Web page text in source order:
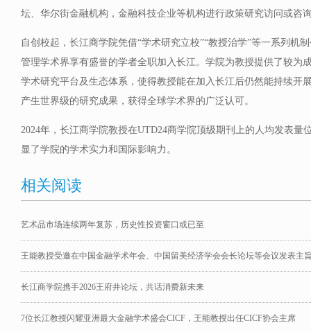
坛、华尔街金融机构，金融科技企业等机构进行政策研究访问或咨
自创校起，长江商学院凭借“学术研究立校”“教授治学”等一系列机
管理学术界享有盛誉的学者全职加入长江。学院为教授提供了较为
学术研究平台及生态体系，使得教授能在加入长江后仍然能持续开
产生世界级的研究成果，获得全球学术界的广泛认可。
2024年，长江商学院教授在UTD24商学院顶级期刊上的人均发表量
显了学院的学术实力和国际影响力。
相关阅读
艺术品市场连续两年复苏，历史性投资窗口或已至
王能教授受邀在中国金融学术年会、中国留美经济学会会长论坛等会议发表主
长江商学院携手2026王府井论坛，共话消费新未来
7位长江教授闪耀亚洲最大金融学术盛会CICF，王能教授出任CICF协会主席